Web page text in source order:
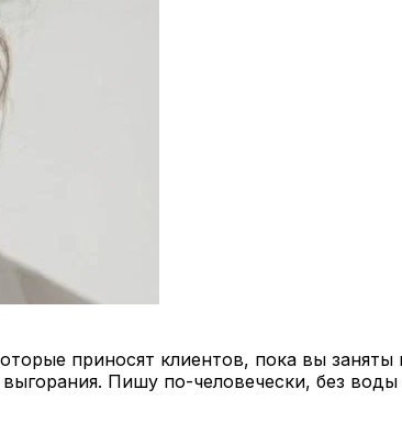
приносят клиентов, пока вы
Пишу по-человечески, без